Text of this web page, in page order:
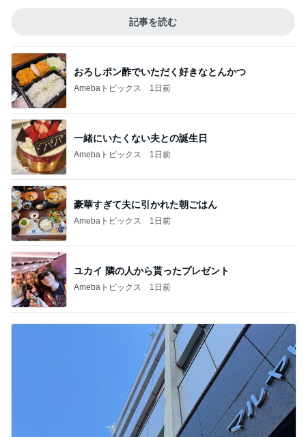
記事を読む
おろしポン酢でいただく好きなとんかつ
Amebaトピックス 1日前
一緒にいたくない夫との誕生日
Amebaトピックス 1日前
豪華すぎて夫に引かれた朝ごはん
Amebaトピックス 1日前
ユカイ 隣の人から貰ったプレゼント
Amebaトピックス 1日前